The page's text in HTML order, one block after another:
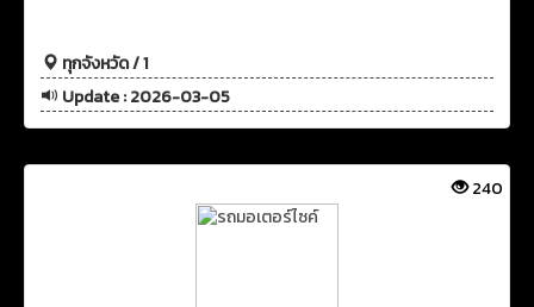
ทุกจังหวัด / 1
Update : 2026-03-05
240